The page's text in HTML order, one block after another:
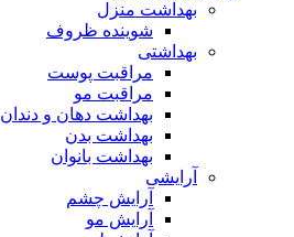
بهداشت منزل
شوینده ظروف
بهداشتی
مراقبت پوست
مراقبت مو
بهداشت دهان و دندان
بهداشت بدن
بهداشت بانوان
آرایشی
آرایش چشم
آرایش مو